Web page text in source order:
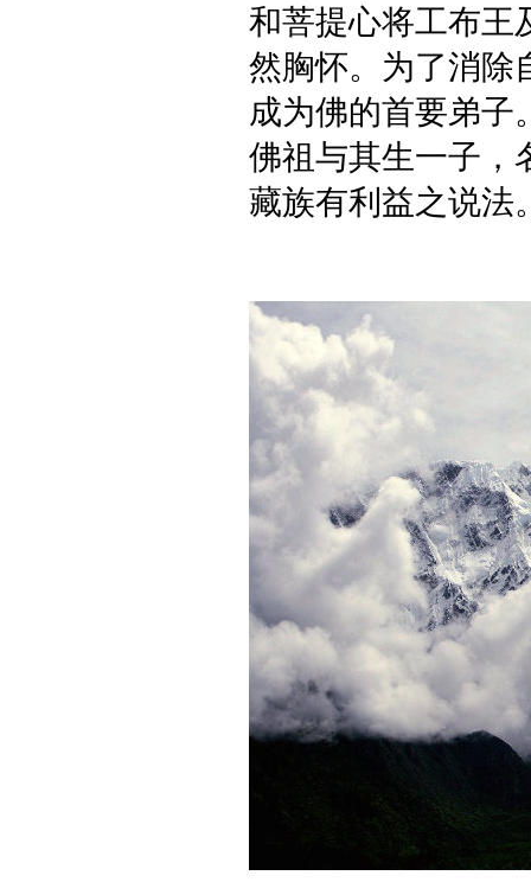
和菩提心将工布王
然胸怀。为了消除
成为佛的首要弟子
佛祖与其生一子，
藏族有利益之说法